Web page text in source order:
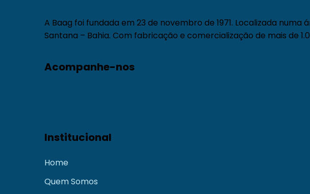
A Baag foi fundada em 23 de novembro de 1971. Localizada numa
Santana – Bahia. Com fabricação e comercialização de mais de
Acompanhe-nos
Institucional
Home
Quem Somos